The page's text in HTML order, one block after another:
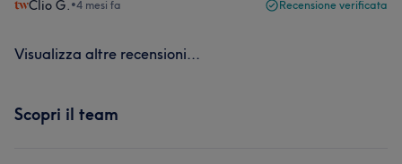
Clio G. •4 mesi fa Recensione verificata
Visualizza altre recensioni...
Scopri il team